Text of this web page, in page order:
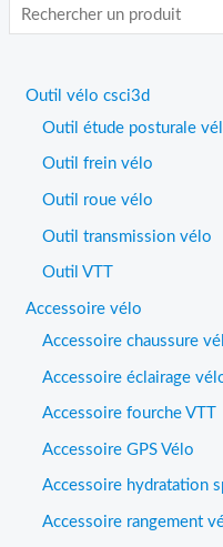
Outil vélo csci3d
Outil étude posturale
Outil frein vélo
Outil roue vélo
Outil transmission vélo
Outil VTT
Accessoire vélo
Accessoire chaussure
Accessoire éclairage
Accessoire fourche VTT
Accessoire GPS Vélo
Accessoire hydratation
Accessoire rangement